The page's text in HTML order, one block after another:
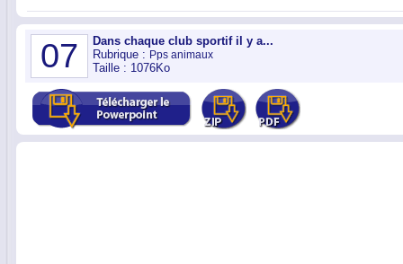
07
Dans chaque club sportif il y a...
Rubrique : Pps animaux
Taille : 1076Ko